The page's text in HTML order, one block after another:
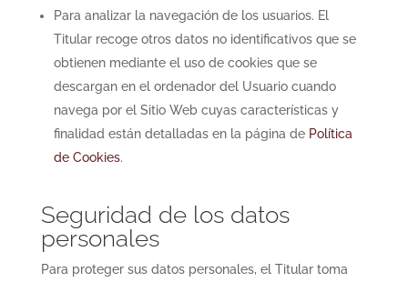
Para analizar la navegación de los usuarios. El
Titular recoge otros datos no identificativos que se
obtienen mediante el uso de cookies que se
descargan en el ordenador del Usuario cuando
navega por el Sitio Web cuyas características y
finalidad están detalladas en la página de Política
de Cookies.
Seguridad de los datos
personales
Para proteger sus datos personales, el Titular toma